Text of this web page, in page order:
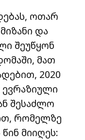
ოთარ
და
შეუწყონ
მათ
2020
ევრაზიული
შესაძლო
რომელზე
მიიღეს: